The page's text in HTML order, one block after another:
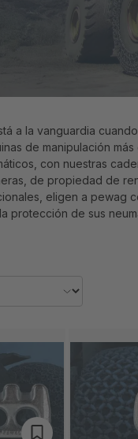
a la vanguardia
de manipulación
con nuestras
de propiedad de
eligen a pewag
protección de sus